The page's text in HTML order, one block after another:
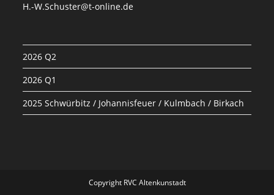
H.-W.Schuster@t-online.de
2026 Q2
2026 Q1
2025 Schwürbitz / Johannisfeuer / Kulmbach / Birkach
Copyright RVC Altenkunstadt